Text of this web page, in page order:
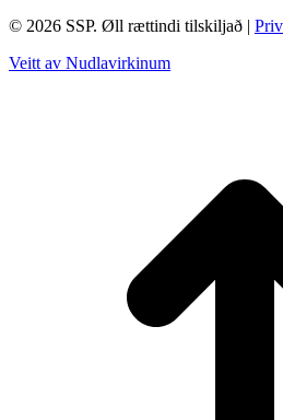
© 2026 SSP. Øll rættindi tilskiljað |
Veitt av Nudlavirkinum